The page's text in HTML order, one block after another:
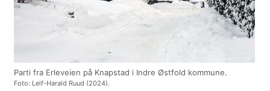
Parti fra Erleveien på Knapstad i Indre Østfold kommune.
Foto: Leif-Harald Ruud (2024).